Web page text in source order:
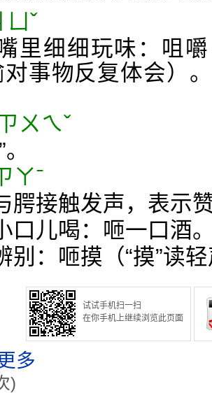
ㄩˇ
里细细玩味：咀
对事物反复体会）
ㄨㄟˇ
ㄚˉ
接触发声，表示
口儿喝：咂一口酒
：咂摸（“摸”读
试试手机扫一扫
在你手机上继续浏览此页面
多
)